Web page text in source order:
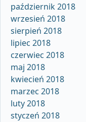
październik 2018
wrzesień 2018
sierpień 2018
lipiec 2018
czerwiec 2018
maj 2018
kwiecień 2018
marzec 2018
luty 2018
styczeń 2018